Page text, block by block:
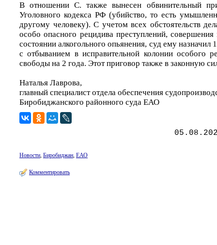
В отношении С. также вынесен обвинительный
Уголовного кодекса РФ (убийство, то есть
другому человеку). С учетом всех обстоятельств
особо опасного рецидива преступлений, совершения
состоянии алкогольного опьянения, суд ему
с отбыванием в исправительной колонии особого
свободы на 2 года. Этот приговор также в законную
Наталья Лаврова,
главный специалист отдела обеспечения
Биробиджанского районного суда ЕАО
Новости, Биробиджан, ЕАО
Комментировать